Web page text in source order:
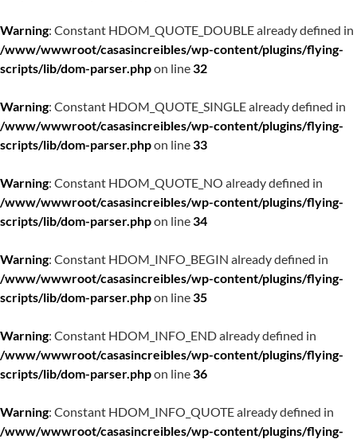
Warning: Constant HDOM_QUOTE_DOUBLE already defined in
/www/wwwroot/casasincreibles/wp-content/plugins/flying-
scripts/lib/dom-parser.phpon line32
Warning: Constant HDOM_QUOTE_SINGLE already defined in
/www/wwwroot/casasincreibles/wp-content/plugins/flying-
scripts/lib/dom-parser.phpon line33
Warning: Constant HDOM_QUOTE_NO already defined in
/www/wwwroot/casasincreibles/wp-content/plugins/flying-
scripts/lib/dom-parser.phpon line34
Warning: Constant HDOM_INFO_BEGIN already defined in
/www/wwwroot/casasincreibles/wp-content/plugins/flying-
scripts/lib/dom-parser.phpon line35
Warning: Constant HDOM_INFO_END already defined in
/www/wwwroot/casasincreibles/wp-content/plugins/flying-
scripts/lib/dom-parser.phpon line36
Warning: Constant HDOM_INFO_QUOTE already defined in
/www/wwwroot/casasincreibles/wp-content/plugins/flying-